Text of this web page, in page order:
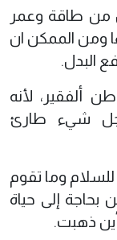
من طاقة وعمر
ومن الممكن ان
البدل.
ألفقير، لأنه
شيء طارئ
للسلام وما تقوم
بحاجة إلى حياة
ذهبت.